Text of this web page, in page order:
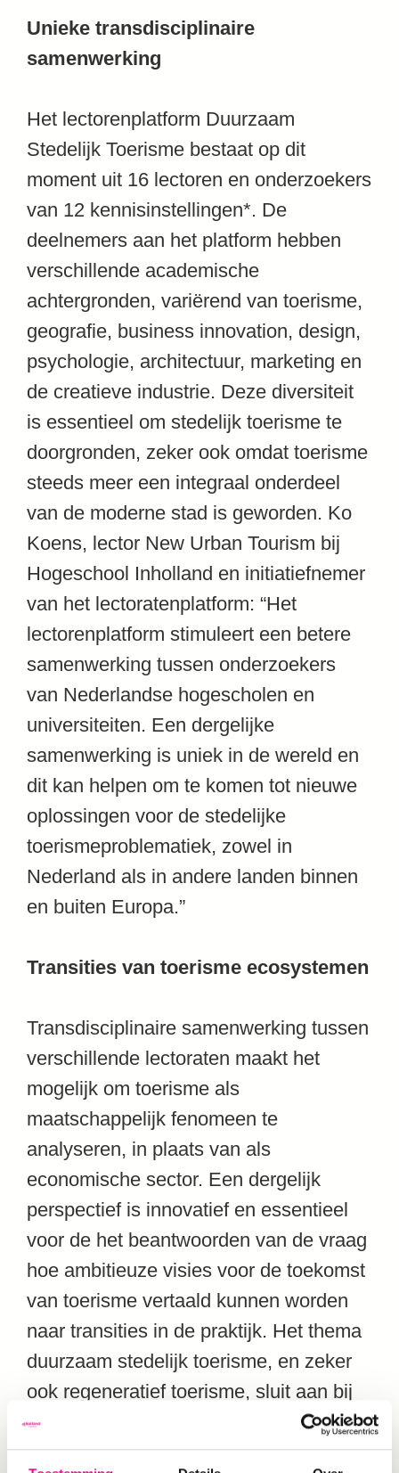
Unieke transdisciplinaire
samenwerking
Het lectorenplatform Duurzaam
Stedelijk Toerisme bestaat op dit
moment uit 16 lectoren en onderzoekers
van 12 kennisinstellingen*. De
deelnemers aan het platform hebben
verschillende academische
achtergronden, variërend van toerisme,
geografie, business innovation, design,
psychologie, architectuur, marketing en
de creatieve industrie. Deze diversiteit
is essentieel om stedelijk toerisme te
doorgronden, zeker ook omdat toerisme
steeds meer een integraal onderdeel
van de moderne stad is geworden. Ko
Koens, lector New Urban Tourism bij
Hogeschool Inholland en initiatiefnemer
van het lectoratenplatform: “Het
lectorenplatform stimuleert een betere
samenwerking tussen onderzoekers
van Nederlandse hogescholen en
universiteiten. Een dergelijke
samenwerking is uniek in de wereld en
dit kan helpen om te komen tot nieuwe
oplossingen voor de stedelijke
toerismeproblematiek, zowel in
Nederland als in andere landen binnen
en buiten Europa.”
Transities van toerisme ecosystemen
Transdisciplinaire samenwerking tussen
verschillende lectoraten maakt het
mogelijk om toerisme als
maatschappelijk fenomeen te
analyseren, in plaats van als
economische sector. Een dergelijk
perspectief is innovatief en essentieel
voor de het beantwoorden van de vraag
hoe ambitieuze visies voor de toekomst
van toerisme vertaald kunnen worden
naar transities in de praktijk. Het thema
duurzaam stedelijk toerisme, en zeker
ook regeneratief toerisme, sluit aan bij
de bredere maatschappelijke
ontwikkeling rond stedelijk toerisme.